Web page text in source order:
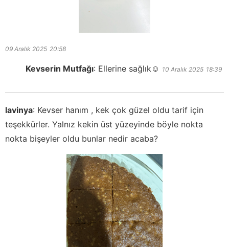
09 Aralık 2025 20:58
Kevserin Mutfağı: Ellerine sağlık☺️ 10 Aralık 2025 18:39
lavinya: Kevser hanım , kek çok güzel oldu tarif için
teşekkürler. Yalnız kekin üst yüzeyinde böyle nokta
nokta bişeyler oldu bunlar nedir acaba?